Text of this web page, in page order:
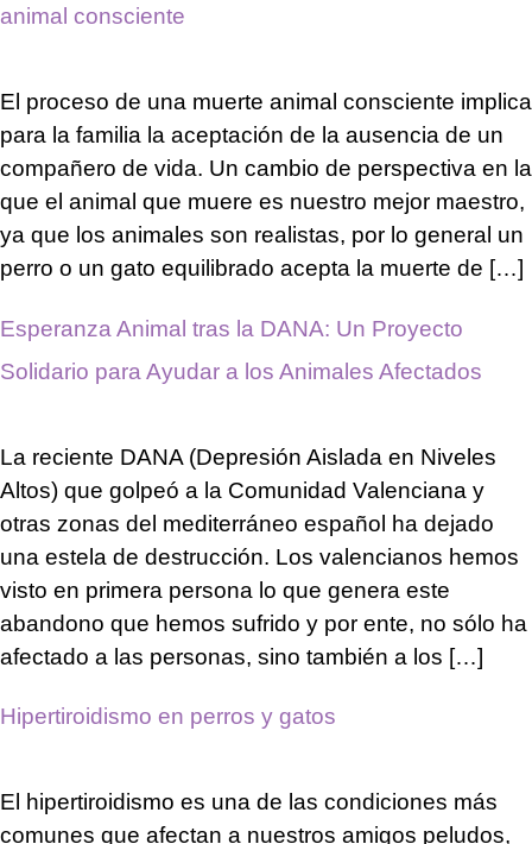
animal consciente
El proceso de una muerte animal consciente implica
para la familia la aceptación de la ausencia de un
compañero de vida. Un cambio de perspectiva en la
que el animal que muere es nuestro mejor maestro,
ya que los animales son realistas, por lo general un
perro o un gato equilibrado acepta la muerte de […]
Esperanza Animal tras la DANA: Un Proyecto
Solidario para Ayudar a los Animales Afectados
La reciente DANA (Depresión Aislada en Niveles
Altos) que golpeó a la Comunidad Valenciana y
otras zonas del mediterráneo español ha dejado
una estela de destrucción. Los valencianos hemos
visto en primera persona lo que genera este
abandono que hemos sufrido y por ente, no sólo ha
afectado a las personas, sino también a los […]
Hipertiroidismo en perros y gatos
El hipertiroidismo es una de las condiciones más
comunes que afectan a nuestros amigos peludos,